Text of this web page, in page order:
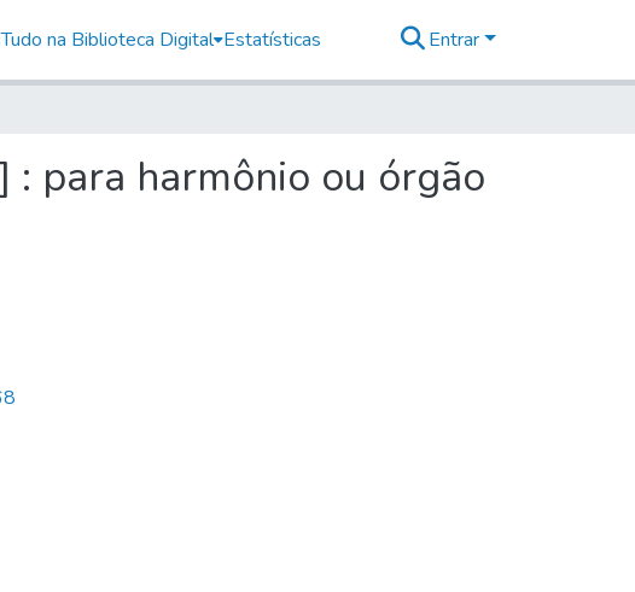
Tudo na Biblioteca Digital Estatísticas Entrar
: para harmônio ou órgão